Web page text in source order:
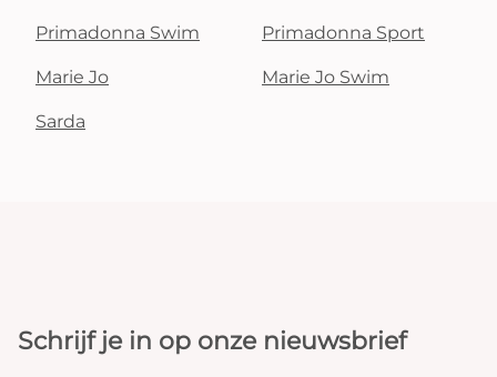
Primadonna Swim Primadonna Sport
Marie Jo Marie Jo Swim
Sarda
Schrijf je in op onze nieuwsbrief